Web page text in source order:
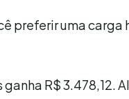
preferir uma
R$ 3.478,12.